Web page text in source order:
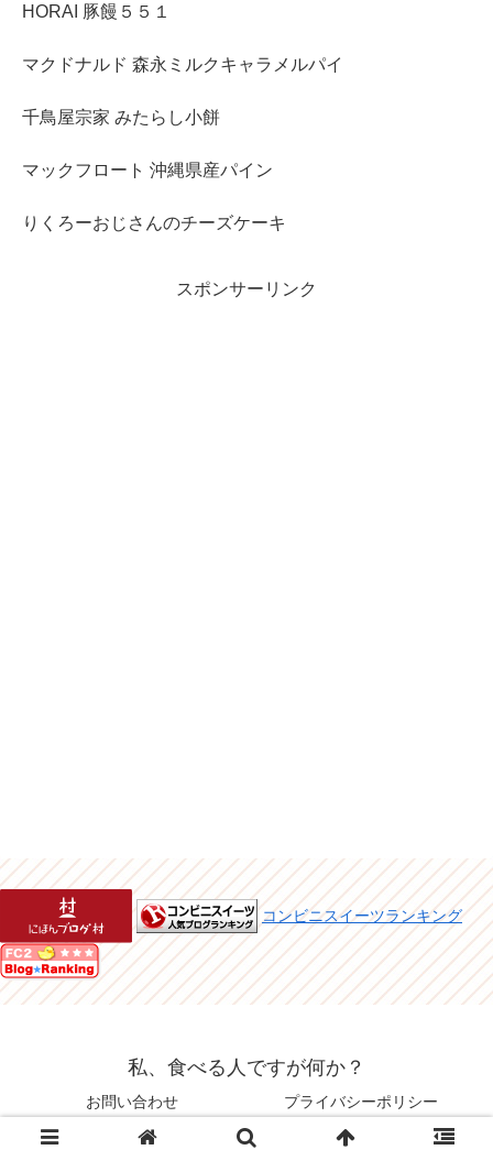
HORAI 豚饅５５１
マクドナルド 森永ミルクキャラメルパイ
千鳥屋宗家 みたらし小餅
マックフロート 沖縄県産パイン
りくろーおじさんのチーズケーキ
スポンサーリンク
コンビニスイーツランキング
私、食べる人ですが何か？
お問い合わせ プライバシーポリシー
© 2015 私、食べる人ですが何か？.